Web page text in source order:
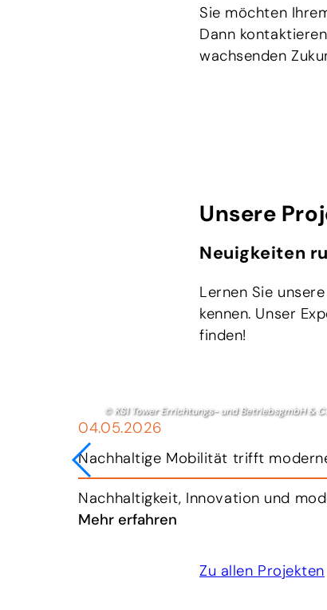
Sie möchten
Dann
wachsenden
Unsere
Neuigkeiten
Lernen Sie unsere
kennen. Unser
finden!
© da emobil
09.04.2026
Zukunftsweisender Ladepark in
Die Breitfuss Transport GmbH
Mehr erfahren
Zu allen Projekten